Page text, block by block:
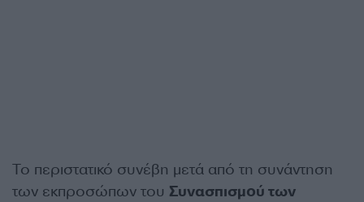
Το περιστατικό συνέβη μετά από τη συνάντηση
των εκπροσώπων του Συνασπισμού των